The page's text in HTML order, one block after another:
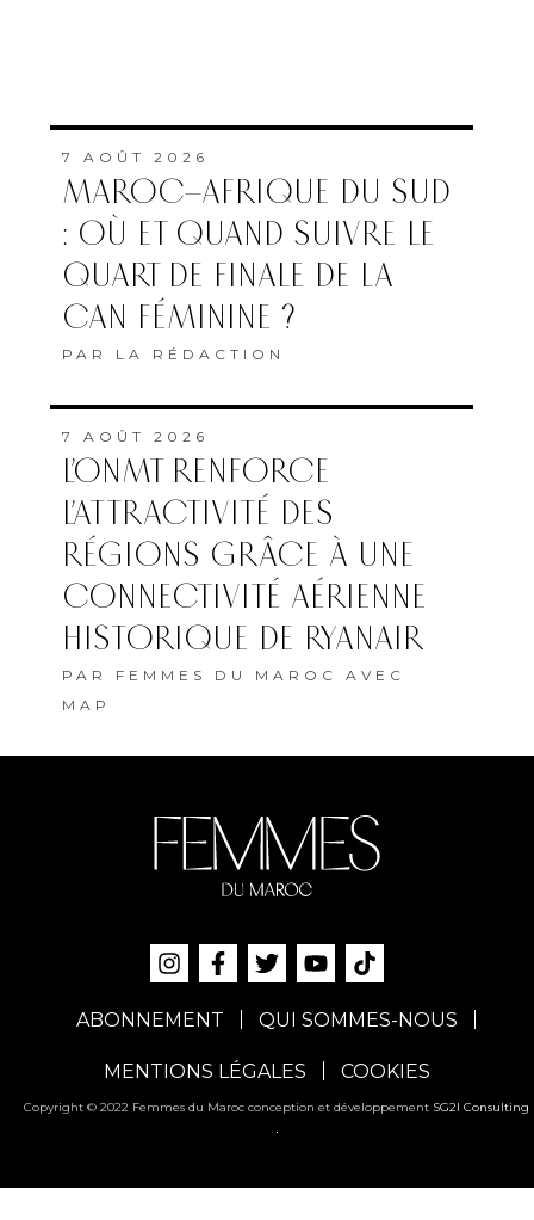
7 AOÛT 2026
MAROC–AFRIQUE DU SUD
: OÙ ET QUAND SUIVRE LE
QUART DE FINALE DE LA
CAN FÉMININE ?
PAR LA RÉDACTION
7 AOÛT 2026
L’ONMT RENFORCE
L’ATTRACTIVITÉ DES
RÉGIONS GRÂCE À UNE
CONNECTIVITÉ AÉRIENNE
HISTORIQUE DE RYANAIR
PAR FEMMES DU MAROC AVEC
MAP
ABONNEMENT QUI SOMMES-NOUS
MENTIONS LÉGALES COOKIES
Copyright © 2022 Femmes du Maroc conception et développement SG2I Consulting